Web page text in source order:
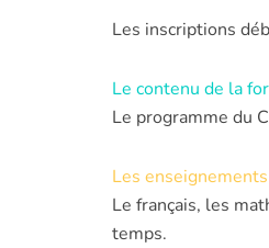
Les inscriptions
Le contenu de la
Le programme du
Les
Le français, les
temps.